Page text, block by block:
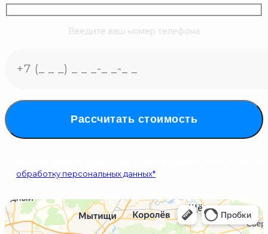
Введите ваш номер телефона
Рассчитать стоимость
обработку персональных данных*